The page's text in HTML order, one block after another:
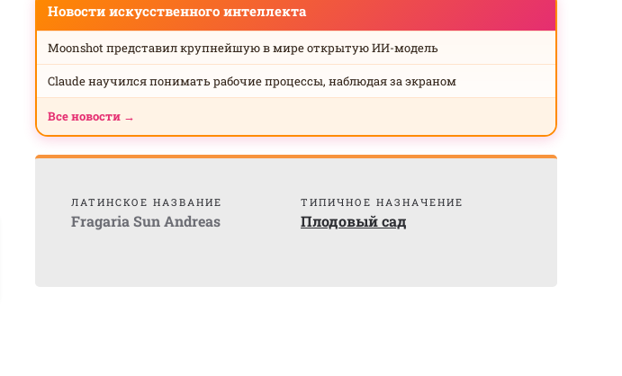
Новости искусственного интеллекта
Moonshot представил крупнейшую в мире открытую ИИ-модель
Claude научился понимать рабочие процессы, наблюдая за экраном
Все новости →
ЛАТИНСКОЕ НАЗВАНИЕ
Fragaria Sun Andreas
ТИПИЧНОЕ НАЗНАЧЕНИЕ
Плодовый сад